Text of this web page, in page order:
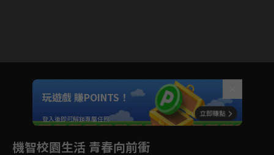
Unmute
如有不便請見諒
玩遊戲 賺POINTS！
登入後即可解鎖專屬任務
機智校園生活 青春向前衝